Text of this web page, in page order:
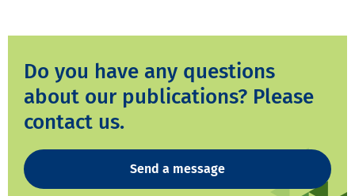
Do you have any questions
about our publications? Please
contact us.
Send a message